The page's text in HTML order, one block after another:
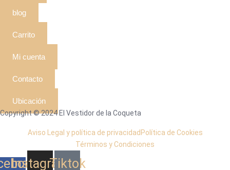
blog
Carrito
Mi cuenta
Contacto
Ubicación
Copyright © 2024 El Vestidor de la Coqueta
Aviso Legal y política de privacidad Política de Cookies
Términos y Condiciones
Instagram
Tiktok